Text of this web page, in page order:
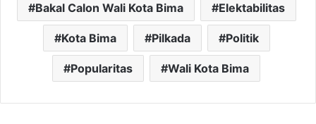
Bakal Calon Wali Kota Bima Elektabilitas
Kota Bima Pilkada Politik
Popularitas Wali Kota Bima